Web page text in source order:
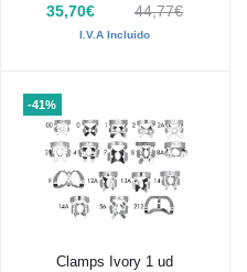
35,70€ 44,77€
I.V.A Incluido
-41%
Añadir al carrito
Clamps Ivory 1 ud